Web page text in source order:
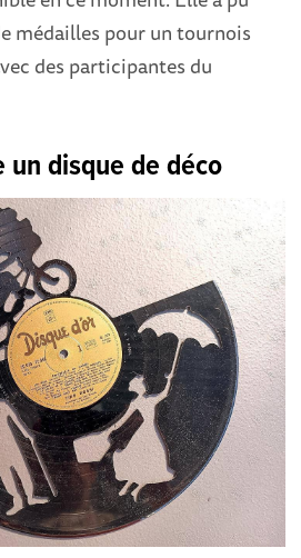
médailles pour un tournois
des participantes du
un disque de déco